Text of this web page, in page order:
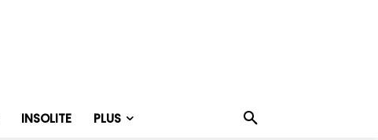
INSOLITE PLUS